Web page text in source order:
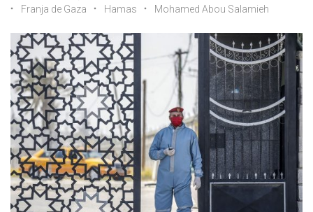
Franja de Gaza
Hamas Mohamed Abou Salamieh